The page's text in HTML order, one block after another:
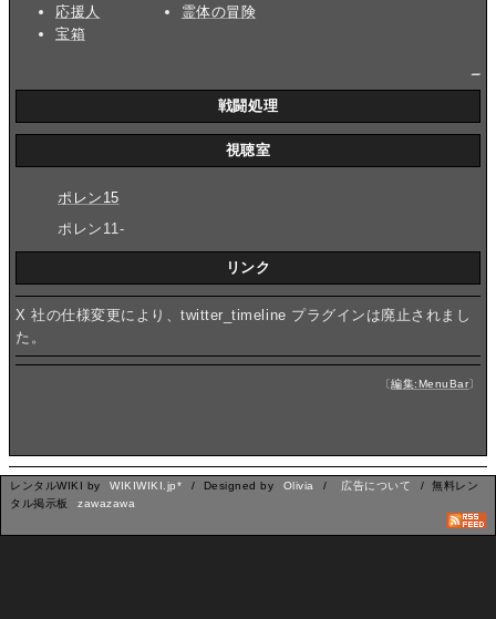
応援人
宝箱
霊体の冒険
戦闘処理
視聴室
ポレン15
ポレン11-
リンク
X 社の仕様変更により、twitter_timeline プラグインは廃止されまし
た。
〔編集:MenuBar〕
レンタルWIKI by WIKIWIKI.jp* / Designed by Olivia / 広告について
/ 無料レン
タル掲示板
zawazawa